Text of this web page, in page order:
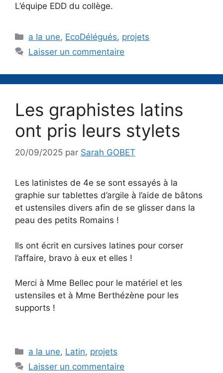
L’équipe EDD du collège.
Catégories
a la une, EcoDélégués, projets
Laisser un commentaire
Les graphistes latins
ont pris leurs stylets
20/09/2025 par Sarah GOBET
Les latinistes de 4e se sont essayés à la
graphie sur tablettes d’argile à l’aide de bâtons
et ustensiles divers afin de se glisser dans la
peau des petits Romains !
Ils ont écrit en cursives latines pour corser
l’affaire, bravo à eux et elles !
Merci à Mme Bellec pour le matériel et les
ustensiles et à Mme Berthézène pour les
supports !
Catégories
a la une, Latin, projets
Laisser un commentaire